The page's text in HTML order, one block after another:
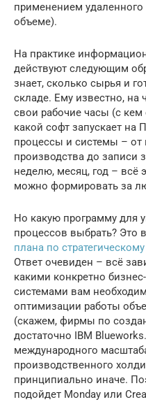
применением
объеме).
На практике
действуют следующим
знает, сколько сырья и
складе. Ему известно, на
свои рабочие часы (с
какой софт запускает на
процессы и системы – от
производства до записи
неделю, месяц, год – всё
можно формировать за
Но какую программу для
процессов выбрать? Это
плана по
Ответ очевиден – всё
какими конкретно
системами вам
оптимизации работы
(скажем, фирмы по
достаточно IBM
международного
производственного
принципиально иначе.
подойдет Monday или